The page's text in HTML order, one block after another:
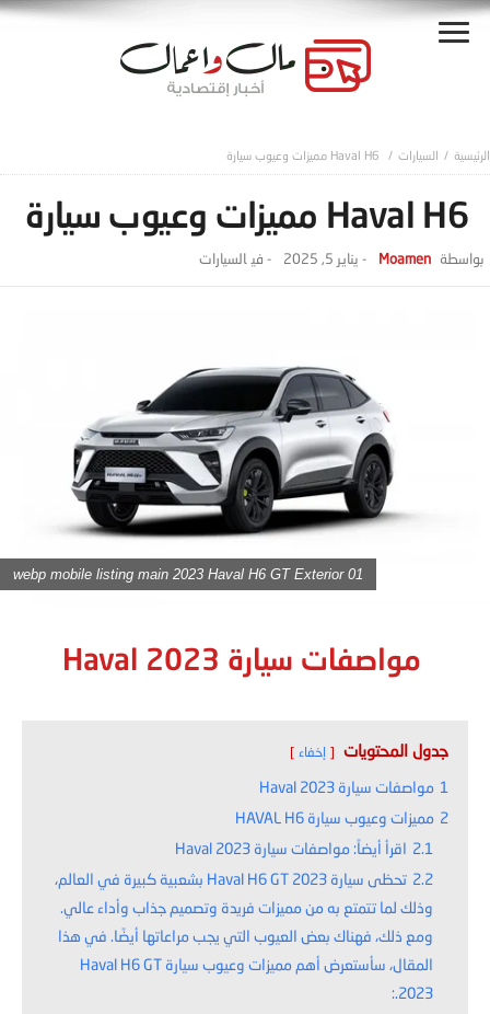
السيارات Haval H6 مميزات وعيوب سيارة
Haval H6 مميزات وعيوب سيارة
Moamen
- يناير 5, 2025 - ‎في السيارات
webp mobile listing main 2023 Haval H6 GT Exterior 01
مواصفات سيارة Haval 2023
جدول المحتويات إخفاء
1 مواصفات سيارة Haval 2023
2 مميزات وعيوب سيارة HAVAL H6
2.1 اقرأ أيضاً: مواصفات سيارة Haval 2023
2.2
تحظى سيارة Haval H6 GT 2023 بشعبية كبيرة في العالم،
وذلك لما تتمتع به من مميزات فريدة وتصميم جذاب وأداء عالي.
ومع ذلك، فهناك بعض العيوب التي يجب مراعاتها أيضًا. في هذا
المقال، سأستعرض أهم مميزات وعيوب سيارة Haval H6 GT
2023.: